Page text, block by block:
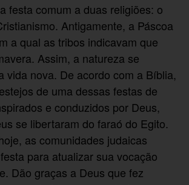
festa comum a duas religiões: o
Antigamente, a Páscoa
a qual as tribos indicavam que
Assim, a natureza se
vida nova. De acordo com a Bíblia,
de uma dessas festas de
e conduzidos por Deus,
se libertaram do faraó do Egito.
as comunidades judaicas
para atualizar sua vocação
Dão graças a Deus que fez